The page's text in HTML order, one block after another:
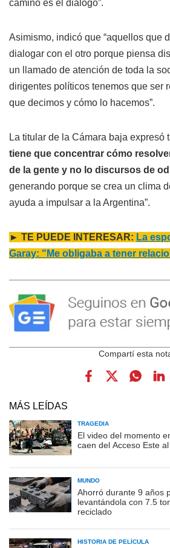
camino es el diálogo”.
Asimismo, indicó que “aquellos que
dialogar con el otro porque piensa
un llamado de atención de toda la
dirigentes políticos tenemos que ser
que decimos y cómo lo hacemos”.
La titular de la Cámara baja expresó
tiene que concentrar cómo
de la gente y no lo discursos de
generando porque se crea un clima
ayuda a impulsar a la Argentina”.
► TE PUEDE INTERESAR: La
Garay: "Me obligaba a tener
MÁS LEÍDAS
TRAGEDIA
El video del momento
caen del Acceso Este
MUNDO
Ahorró durante 9 años
levantándola con 7.5
reciclado
HISTORIA DE PELÍCULA